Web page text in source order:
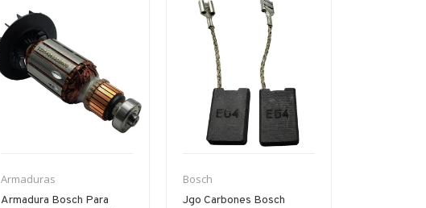
Armaduras
Armadura Bosch Para
Bosch
Jgo Carbones Bosch